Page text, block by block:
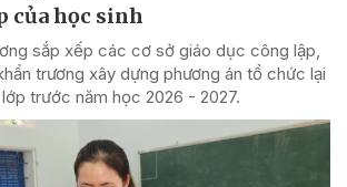
của học sinh
sắp xếp các cơ sở giáo dục công lập,
trương xây dựng phương án tổ chức lại
trước năm học 2026 - 2027.